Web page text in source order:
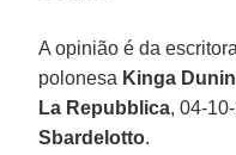
A opinião é da
polonesa Kinga Dunin
La Repubblica, 04-
Sbardelotto.